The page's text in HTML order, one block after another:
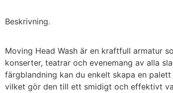
Beskrivning.
Moving Head Wash är en kraftfull armatur
konserter, teatrar och evenemang av alla
färgblandning kan du enkelt skapa en
vilket gör den till ett smidigt och effektivt